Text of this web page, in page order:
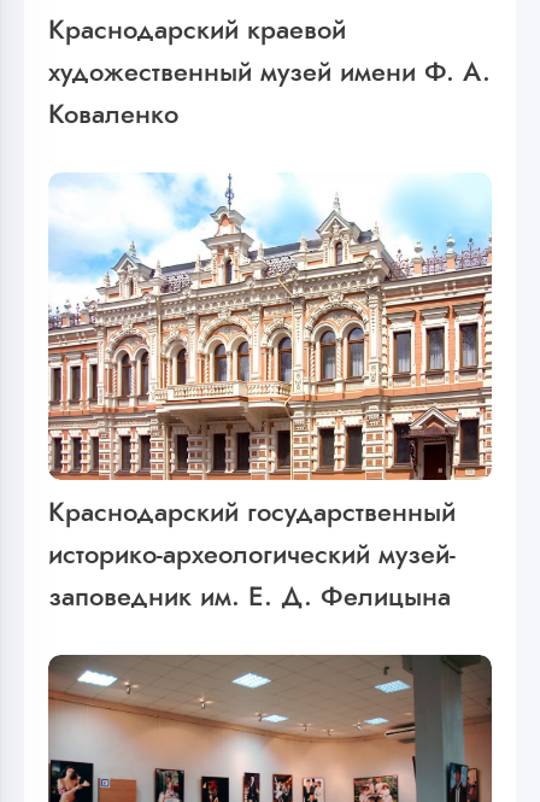
Краснодарский краевой
художественный музей имени Ф. А.
Коваленко
Краснодарский государственный
историко-археологический музей-
заповедник им. Е. Д. Фелицына